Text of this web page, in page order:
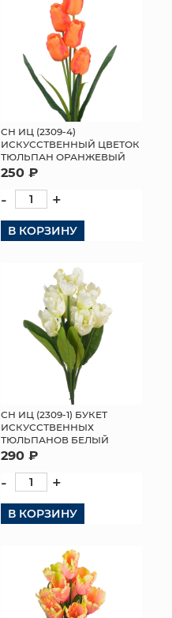
СН ИЦ (2309-4)
ИСКУССТВЕННЫЙ ЦВЕТОК
ТЮЛЬПАН ОРАНЖЕВЫЙ
250 ₽
- +
В КОРЗИНУ
СН ИЦ (2309-1) БУКЕТ
ИСКУССТВЕННЫХ
ТЮЛЬПАНОВ БЕЛЫЙ
290 ₽
- +
В КОРЗИНУ